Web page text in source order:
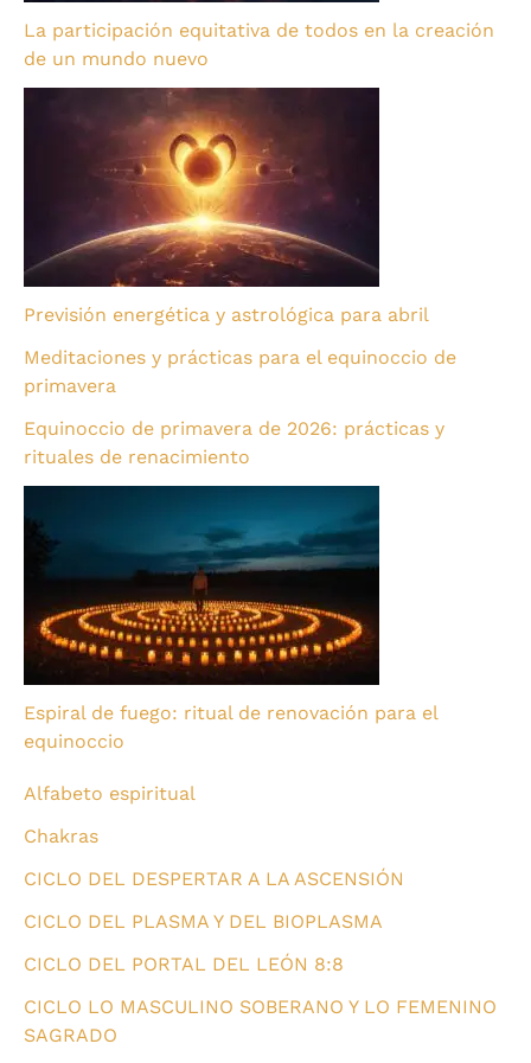
La participación equitativa de todos en la creación
de un mundo nuevo
Previsión energética y astrológica para abril
Meditaciones y prácticas para el equinoccio de
primavera
Equinoccio de primavera de 2026: prácticas y
rituales de renacimiento
Espiral de fuego: ritual de renovación para el
equinoccio
Alfabeto espiritual
Chakras
CICLO DEL DESPERTAR A LA ASCENSIÓN
CICLO DEL PLASMA Y DEL BIOPLASMA
CICLO DEL PORTAL DEL LEÓN 8:8
CICLO LO MASCULINO SOBERANO Y LO FEMENINO
SAGRADO